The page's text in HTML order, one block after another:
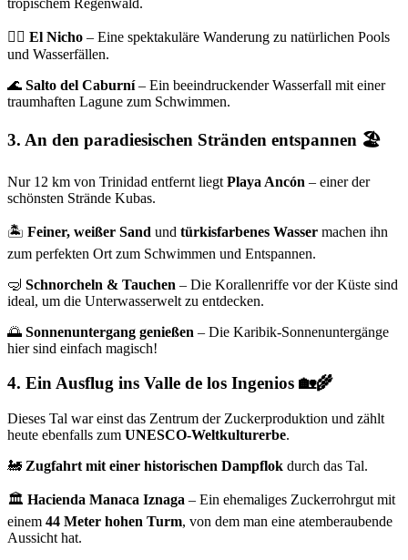
tropischem Regenwald.
🚶‍♂️ El Nicho – Eine spektakuläre Wanderung zu natürlichen Pools
und Wasserfällen.
🌊 Salto del Caburní– Ein beeindruckender Wasserfall mit einer
traumhaften Lagune zum Schwimmen.
3. An den paradiesischen Stränden entspannen 🏖
Nur 12 km von Trinidad entfernt liegt Playa Ancón – einer der
schönsten Strände Kubas.
🏝 Feiner, weißer Sand und türkisfarbenes Wasser machen ihn
zum perfekten Ort zum Schwimmen und Entspannen.
🤿 Schnorcheln & Tauchen – Die Korallenriffe vor der Küste sind
ideal, um die Unterwasserwelt zu entdecken.
🌅 Sonnenuntergang genießen – Die Karibik-Sonnenuntergänge
hier sind einfach magisch!
4. Ein Ausflug ins Valle de los Ingenios 🏡🌾
Dieses Tal war einst das Zentrum der Zuckerproduktion und zählt
heute ebenfalls zum UNESCO-Weltkulturerbe.
🚂 Zugfahrt mit einer historischen Dampflok durch das Tal.
🏛 Hacienda Manaca Iznaga – Ein ehemaliges Zuckerrohrgut mit
einem 44 Meter hohen Turm, von dem man eine atemberaubende
Aussicht hat.